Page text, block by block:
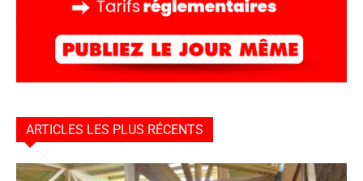
ARTICLES LES PLUS RÉCENTS